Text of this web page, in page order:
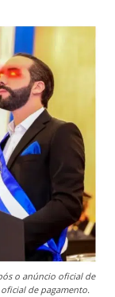
o anúncio oficial de
de pagamento.